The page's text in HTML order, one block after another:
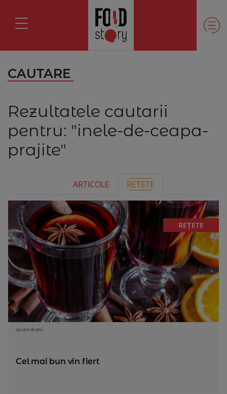
CAUTARE
Rezultatele cautarii
pentru: "inele-de-ceapa-
prajite"
ARTICOLE RETETE
REȚETE
acum 8 ani
Cel mai bun vin fiert